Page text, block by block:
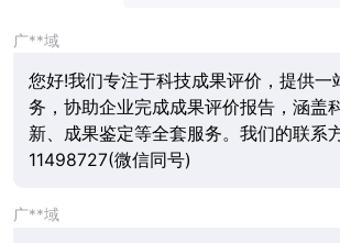
广**域
您好!我们专注于科技成果评价，提供一
务，协助企业完成成果评价报告，涵盖
新、成果鉴定等全套服务。我们的联系
11498727(微信同号)
广**域